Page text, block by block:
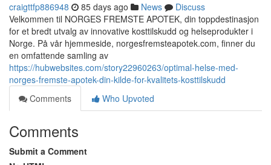
craigttfp886948 85 days ago News
Discuss
Velkommen til NORGES FREMSTE APOTEK, din toppdestinasjon
for et bredt utvalg av innovative kosttilskudd og helseprodukter i
Norge. På vår hjemmeside, norgesfremsteapotek.com, finner du
en omfattende samling av
https://hubwebsites.com/story22960263/optimal-helse-med-
norges-fremste-apotek-din-kilde-for-kvalitets-kosttilskudd
Comments
Who Upvoted
Comments
Submit a Comment